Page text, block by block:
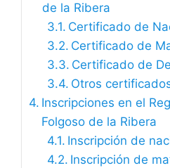
de la Ribera
Certificado de
Certificado de
Certificado de
Otros
Inscripciones en el
Folgoso de la Ribera
Inscripción de
Inscripción de